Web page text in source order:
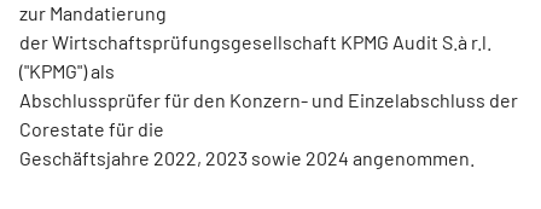
zur Mandatierung
der Wirtschaftsprüfungsgesellschaft KPMG Audit S.à r.l.
("KPMG") als
Abschlussprüfer für den Konzern- und Einzelabschluss der
Corestate für die
Geschäftsjahre 2022, 2023 sowie 2024 angenommen.